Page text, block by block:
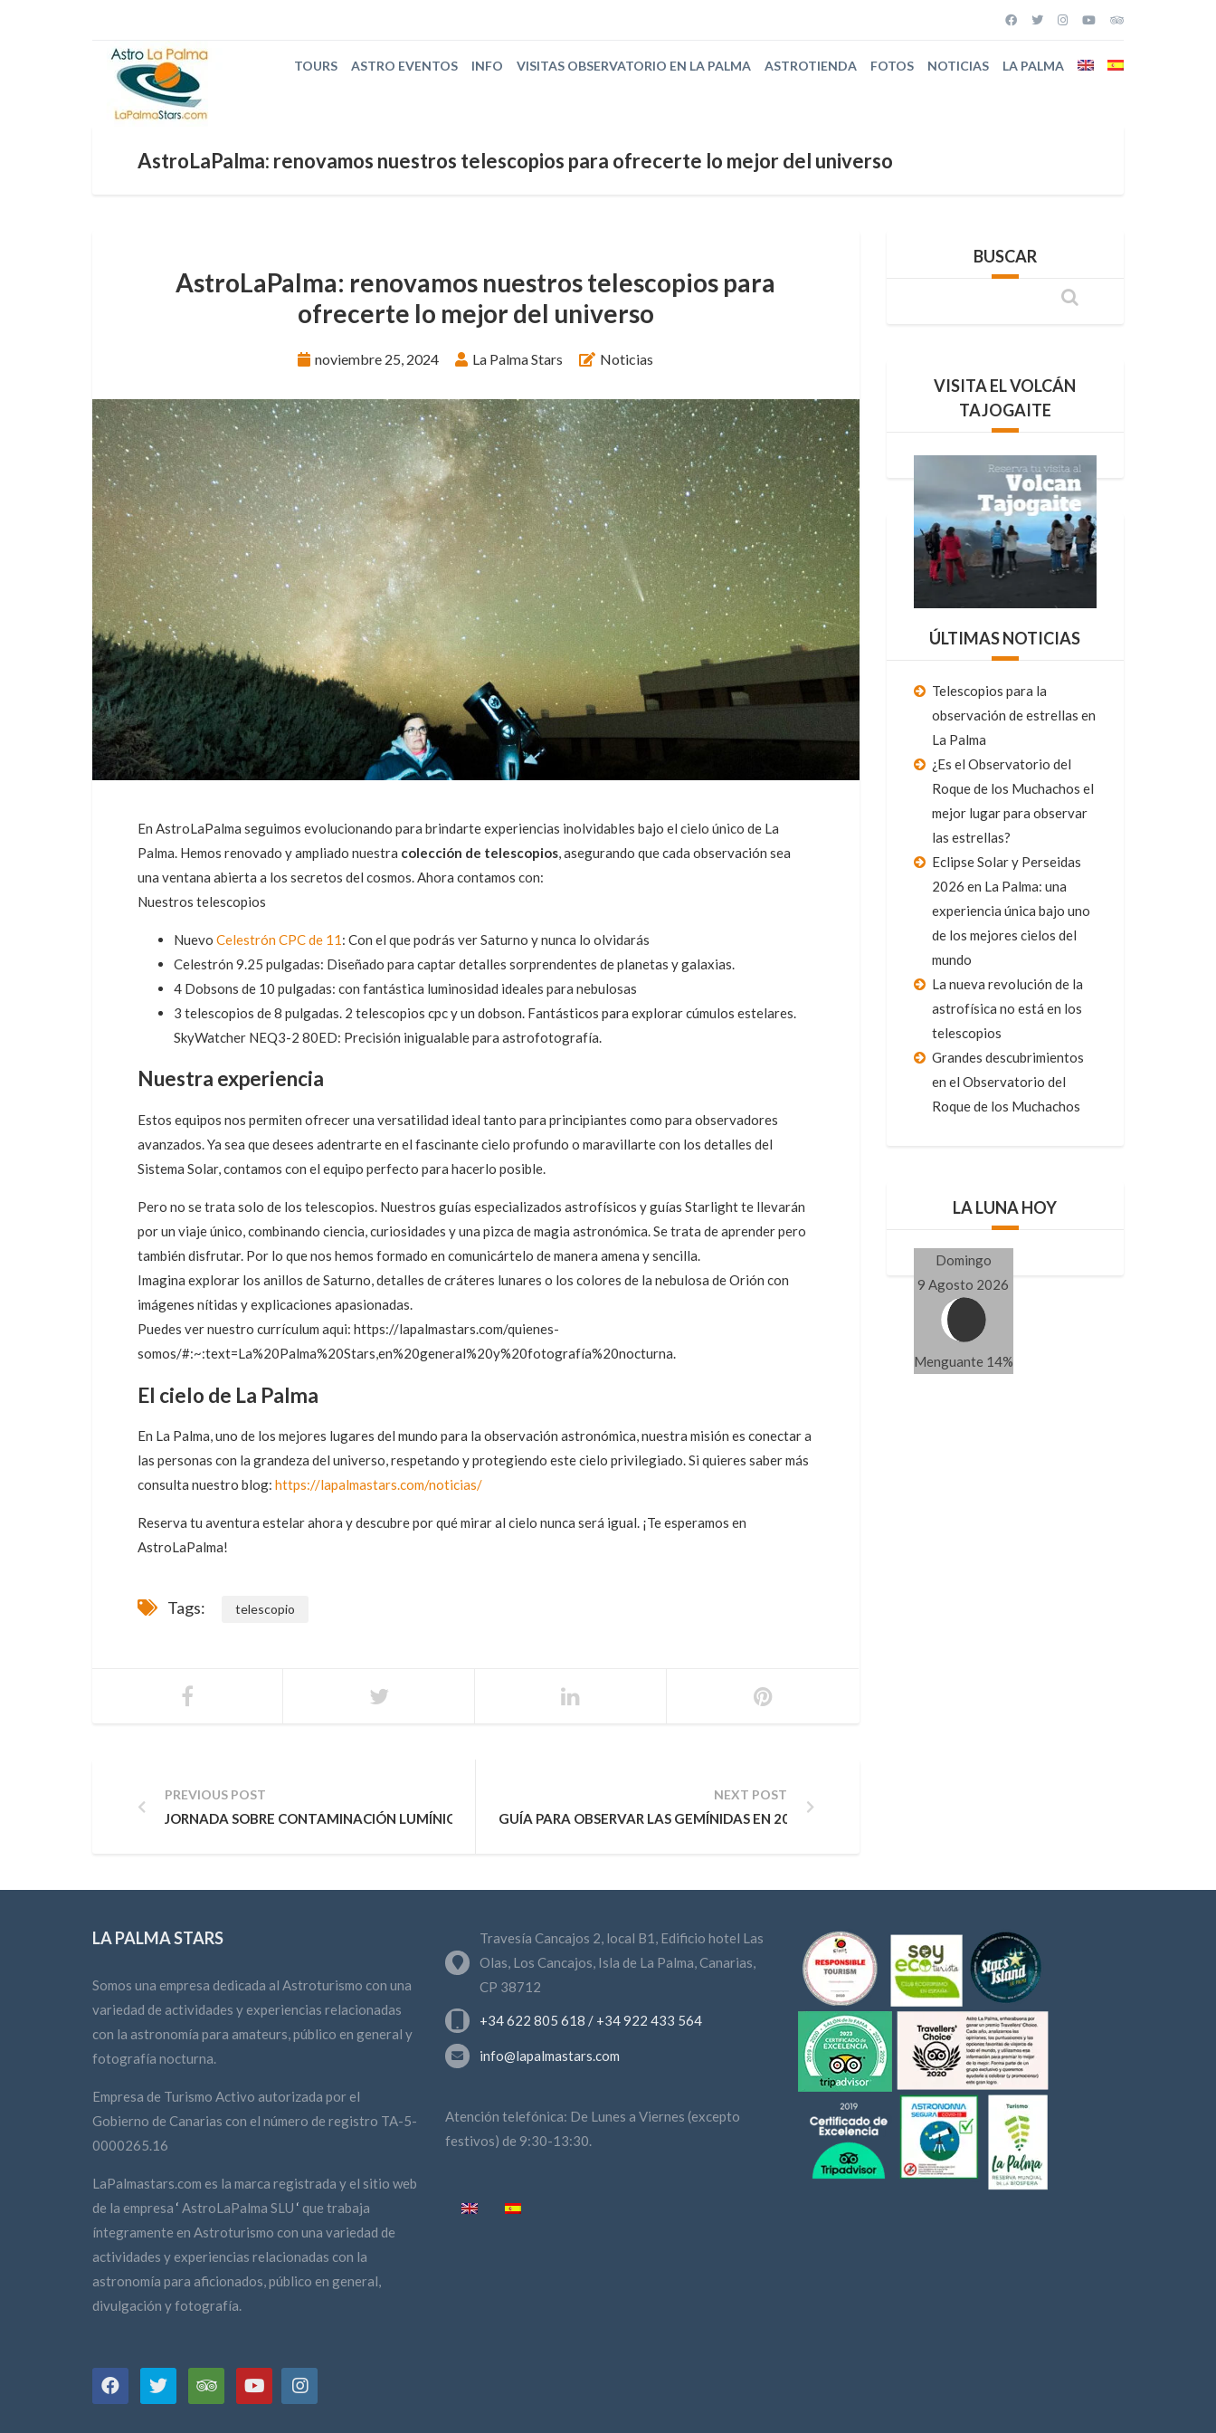
TOURS ASTRO EVENTOS INFO VISITAS OBSERVATORIO EN LA PALMA ASTROTIENDA FOTOS NOTICIAS LA PALMA
AstroLaPalma: renovamos nuestros telescopios para ofrecerte lo mejor del universo
AstroLaPalma: renovamos nuestros telescopios para
ofrecerte lo mejor del universo
noviembre 25, 2024 La Palma Stars Noticias
En AstroLaPalma seguimos evolucionando para brindarte experiencias inolvidables bajo el cielo único de La
Palma. Hemos renovado y ampliado nuestra colección de telescopios , asegurando que cada observación sea
una ventana abierta a los secretos del cosmos. Ahora contamos con:
Nuestros telescopios
Nuevo Celestrón CPC de 11 : Con el que podrás ver Saturno y nunca lo olvidarás
Celestrón 9.25 pulgadas: Diseñado para captar detalles sorprendentes de planetas y galaxias.
4 Dobsons de 10 pulgadas: con fantástica luminosidad ideales para nebulosas
3 telescopios de 8 pulgadas. 2 telescopios cpc y un dobson. Fantásticos para explorar cúmulos estelares.
SkyWatcher NEQ3-2 80ED: Precisión inigualable para astrofotografía.
Nuestra experiencia
Estos equipos nos permiten ofrecer una versatilidad ideal tanto para principiantes como para observadores
avanzados. Ya sea que desees adentrarte en el fascinante cielo profundo o maravillarte con los detalles del
Sistema Solar, contamos con el equipo perfecto para hacerlo posible.
Pero no se trata solo de los telescopios. Nuestros guías especializados astrofísicos y guías Starlight te llevarán
por un viaje único, combinando ciencia, curiosidades y una pizca de magia astronómica. Se trata de aprender pero
también disfrutar. Por lo que nos hemos formado en comunicártelo de manera amena y sencilla.
Imagina explorar los anillos de Saturno, detalles de cráteres lunares o los colores de la nebulosa de Orión con
imágenes nítidas y explicaciones apasionadas.
Puedes ver nuestro currículum aqui: https://lapalmastars.com/quienes-
somos/#:~:text=La%20Palma%20Stars,en%20general%20y%20fotografía%20nocturna.
El cielo de La Palma
En La Palma, uno de los mejores lugares del mundo para la observación astronómica, nuestra misión es conectar a
las personas con la grandeza del universo, respetando y protegiendo este cielo privilegiado. Si quieres saber más
consulta nuestro blog: https://lapalmastars.com/noticias/
Reserva tu aventura estelar ahora y descubre por qué mirar al cielo nunca será igual. ¡Te esperamos en
AstroLaPalma!
Tags: telescopio
PREVIOUS POST
JORNADA SOBRE CONTAMINACIÓN LUMÍNICA EN LA PALMA
NEXT POST
GUÍA PARA OBSERVAR LAS GEMÍNIDAS EN 2024
BUSCAR
VISITA EL VOLCÁN
TAJOGAITE
ÚLTIMAS NOTICIAS
Telescopios para la
observación de estrellas en
La Palma
¿Es el Observatorio del
Roque de los Muchachos el
mejor lugar para observar
las estrellas?
Eclipse Solar y Perseidas
2026 en La Palma: una
experiencia única bajo uno
de los mejores cielos del
mundo
La nueva revolución de la
astrofísica no está en los
telescopios
Grandes descubrimientos
en el Observatorio del
Roque de los Muchachos
LA LUNA HOY
Domingo
9 Agosto 2026
Menguante 14%
LA PALMA STARS
Somos una empresa dedicada al Astroturismo con una
variedad de actividades y experiencias relacionadas
con la astronomía para amateurs, público en general y
fotografía nocturna.
Empresa de Turismo Activo autorizada por el
Gobierno de Canarias con el número de registro TA-5-
0000265.16
LaPalmastars.com es la marca registrada y el sitio web
de la empresa ‘ AstroLaPalma SLU ‘ que trabaja
íntegramente en Astroturismo con una variedad de
actividades y experiencias relacionadas con la
astronomía para aficionados, público en general,
divulgación y fotografía.
Travesía Cancajos 2, local B1, Edificio hotel Las
Olas, Los Cancajos, Isla de La Palma, Canarias,
CP 38712
+34 622 805 618 / +34 922 433 564
info@lapalmastars.com
Atención telefónica: De Lunes a Viernes (excepto
festivos) de 9:30-13:30.